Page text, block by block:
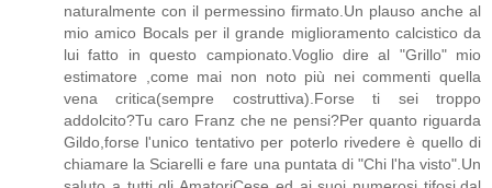
naturalmente con il permessino firmato.Un plauso anche al
mio amico Bocals per il grande miglioramento calcistico da
lui fatto in questo campionato.Voglio dire al "Grillo" mio
estimatore ,come mai non noto più nei commenti quella
vena critica(sempre costruttiva).Forse ti sei troppo
addolcito?Tu caro Franz che ne pensi?Per quanto riguarda
Gildo,forse l'unico tentativo per poterlo rivedere è quello di
chiamare la Sciarelli e fare una puntata di "Chi l'ha visto".Un